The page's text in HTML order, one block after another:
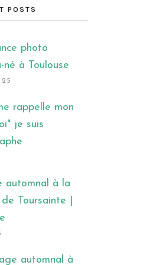
POSTS
photo
né à Toulouse
rappelle mon
je suis
automnal à la
Toursainte |
automnal à